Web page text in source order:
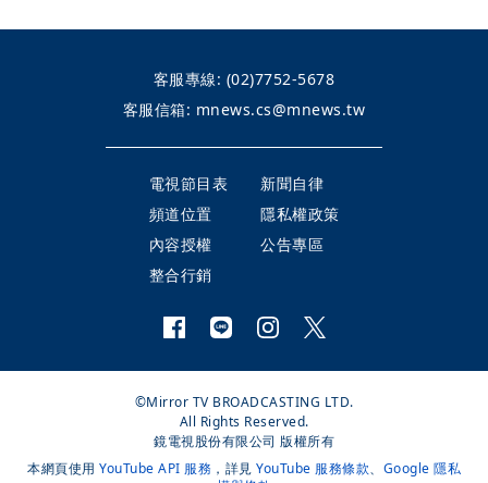
客服專線: (02)7752-5678
客服信箱: mnews.cs@mnews.tw
電視節目表
新聞自律
頻道位置
隱私權政策
內容授權
公告專區
整合行銷
©Mirror TV BROADCASTING LTD.
All Rights Reserved.
鏡電視股份有限公司 版權所有
本網頁使用 YouTube API 服務 ，詳見 YouTube 服務條款、 Google 隱私